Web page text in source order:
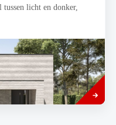
tussen licht en donker,
Read
more